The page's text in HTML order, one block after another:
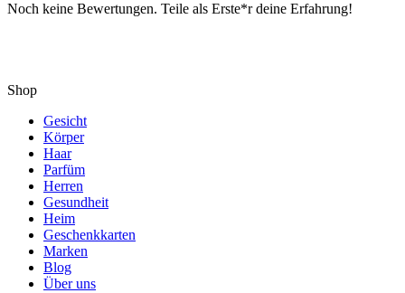
Noch keine Bewertungen. Teile als Erste*r deine Erfahrung!
Shop
Gesicht
Körper
Haar
Parfüm
Herren
Gesundheit
Heim
Geschenkkarten
Marken
Blog
Über uns